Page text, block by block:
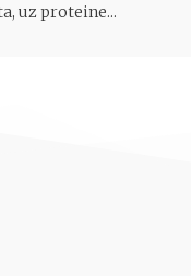
uz proteine...